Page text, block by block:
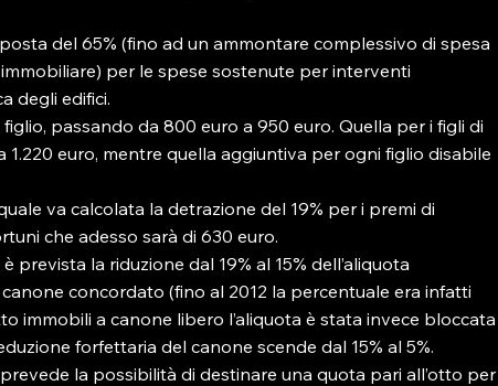
del 65% (fino ad un ammontare complessivo di spesa
per le spese sostenute per interventi
degli edifici.
passando da 800 euro a 950 euro. Quella per i figli di
1.220 euro, mentre quella aggiuntiva per ogni figlio disabile
va calcolata la detrazione del 19% per i premi di
che adesso sarà di 630 euro.
prevista la riduzione dal 19% al 15% dell’aliquota
concordato (fino al 2012 la percentuale era infatti
immobili a canone libero l’aliquota è stata invece bloccata
forfettaria del canone scende dal 15% al 5%.
la possibilità di destinare una quota pari all’otto per